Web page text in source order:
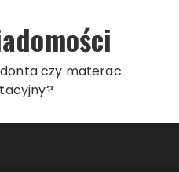
czy materac